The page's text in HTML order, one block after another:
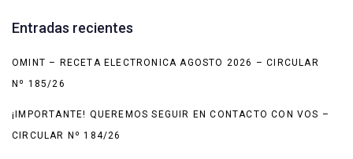
Entradas recientes
OMINT – RECETA ELECTRONICA AGOSTO 2026 – CIRCULAR
Nº 185/26
¡IMPORTANTE! QUEREMOS SEGUIR EN CONTACTO CON VOS –
CIRCULAR Nº 184/26